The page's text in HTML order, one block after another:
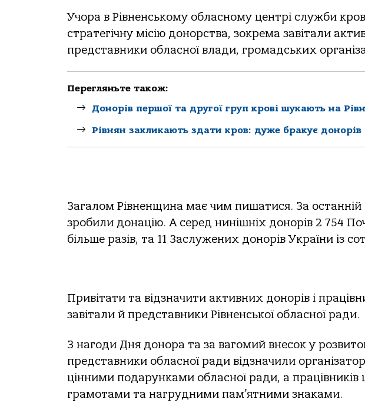
Учора в Рівненському обласному центрі служби
стратегічну місію донорства, зокрема завітали
представники обласної влади, громадських
Перегляньте також:
Донорів першої та другої груп крові шукають на
Рівнян закликають здати кров: дуже бракує донорів
Загалом Рівненщина має чим пишатися. За останній
зробили донацію. А серед нинішніх донорів 2 754
більше разів, та 11 Заслужених донорів України із
Привітати та відзначити активних донорів і
завітали й представники Рівненської обласної ради.
З нагоди Дня донора та за вагомий внесок у
представники обласної ради відзначили
цінними подарунками обласної ради, а
грамотами та нагрудними пам’ятними знаками.